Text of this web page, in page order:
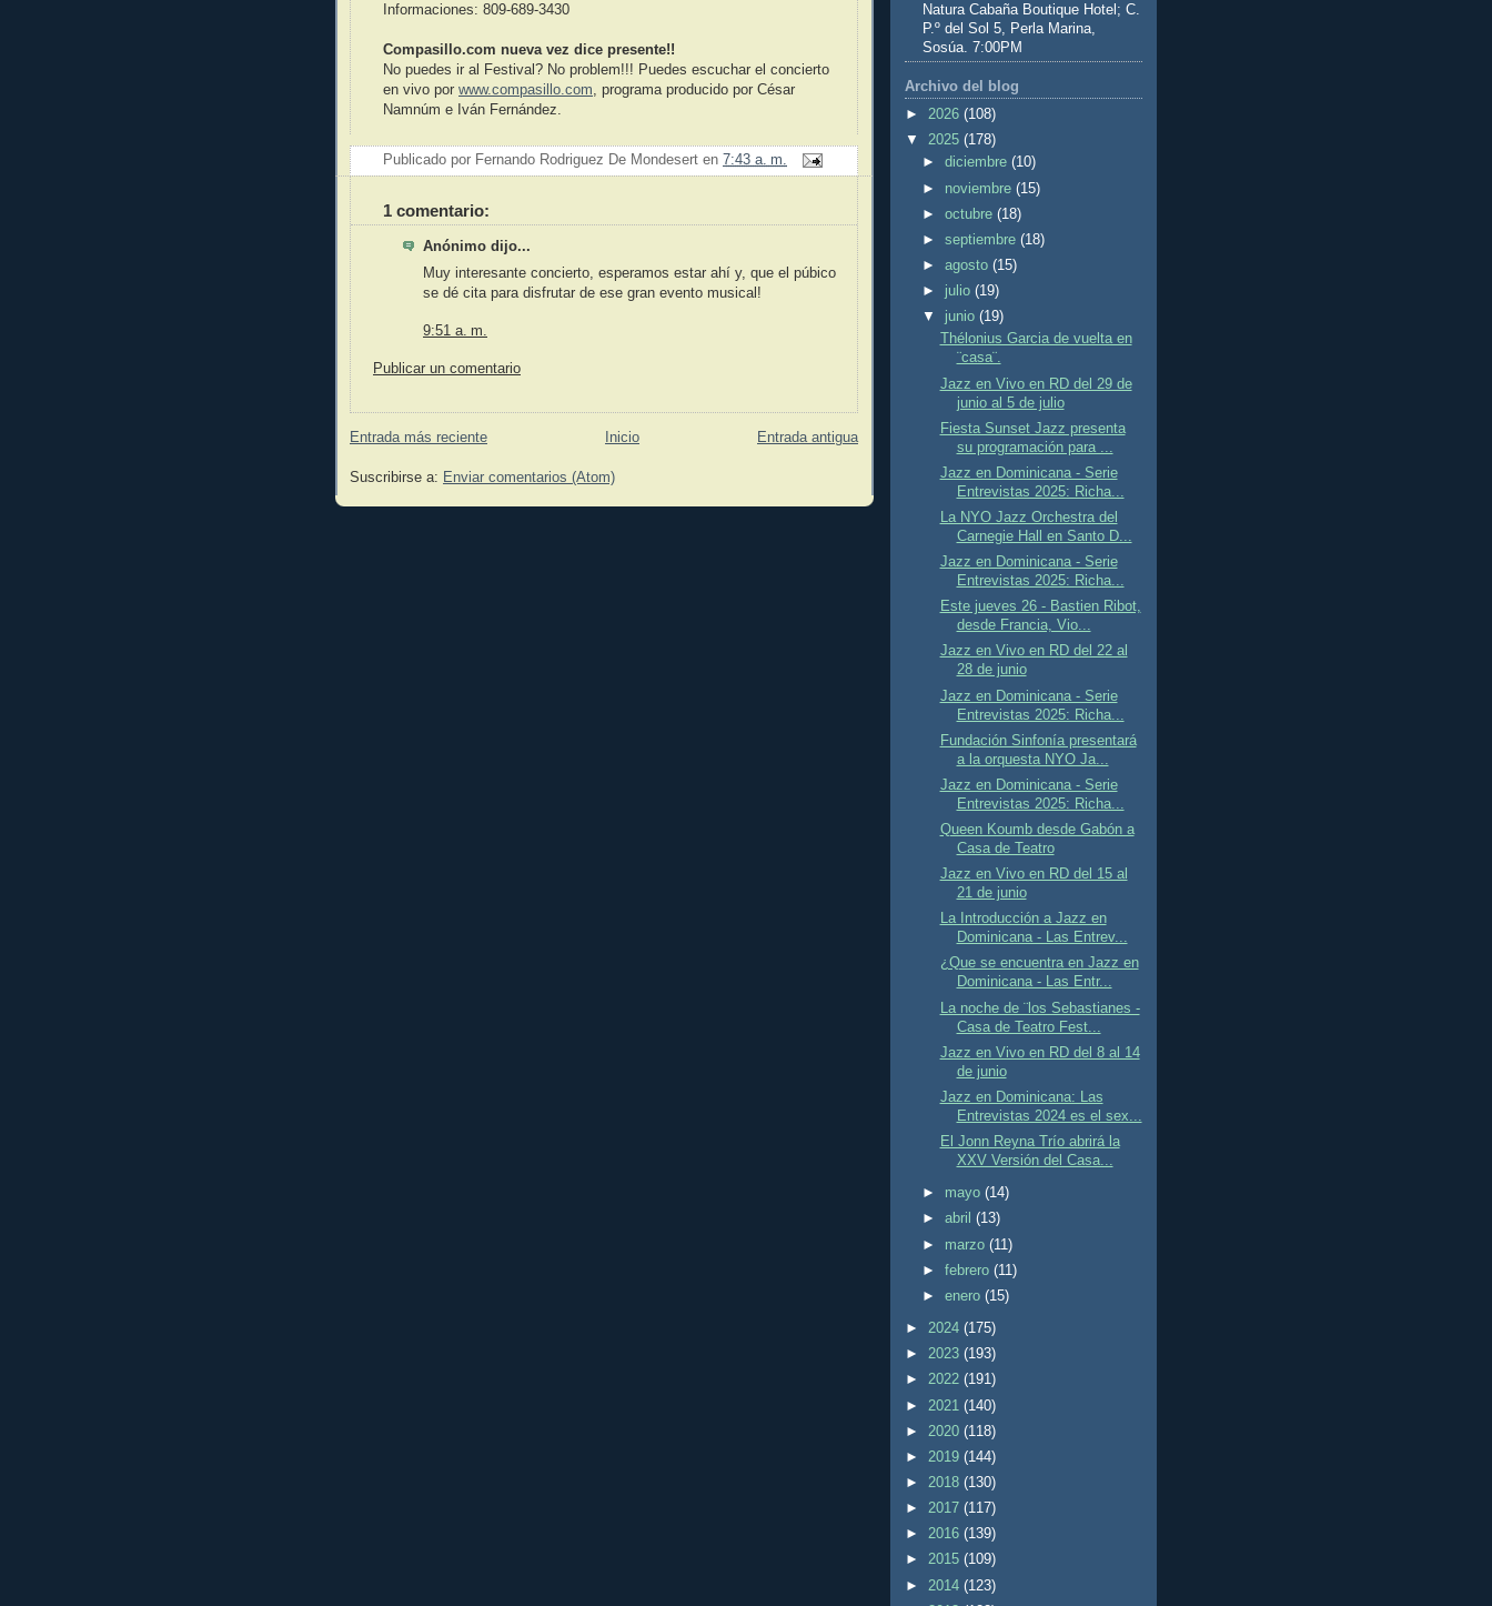
Informaciones: 809-689-3430
Compasillo.com nueva vez dice presente!!
No puedes ir al Festival? No problem!!! Puedes escuchar el concierto
en vivo por www.compasillo.com , programa producido por César
Namnúm e Iván Fernández.
Publicado por Fernando Rodriguez De Mondesert en 7:43 a. m.
1 comentario:
Anónimo dijo...
Muy interesante concierto, esperamos estar ahí y, que el púbico
se dé cita para disfrutar de ese gran evento musical!
9:51 a. m.
Publicar un comentario
Entrada más reciente Entrada antigua
Inicio
Suscribirse a: Enviar comentarios (Atom)
Natura Cabaña Boutique Hotel; C.
P.º del Sol 5, Perla Marina,
Sosúa. 7:00PM
Archivo del blog
► 2026 (108)
▼ 2025 (178)
►diciembre(10)
► noviembre(15)
►octubre(18)
►septiembre(18)
►agosto(15)
► julio(19)
▼ junio(19)
Thélonius Garcia de vuelta en
¨casa¨.
Jazz en Vivo en RD del 29 de
junio al 5 de julio
Fiesta Sunset Jazz presenta
su programación para ...
Jazz en Dominicana - Serie
Entrevistas 2025: Richa...
La NYO Jazz Orchestra del
Carnegie Hall en Santo D...
Jazz en Dominicana - Serie
Entrevistas 2025: Richa...
Este jueves 26 - Bastien Ribot,
desde Francia, Vio...
Jazz en Vivo en RD del 22 al
28 de junio
Jazz en Dominicana - Serie
Entrevistas 2025: Richa...
Fundación Sinfonía presentará
a la orquesta NYO Ja...
Jazz en Dominicana - Serie
Entrevistas 2025: Richa...
Queen Koumb desde Gabón a
Casa de Teatro
Jazz en Vivo en RD del 15 al
21 de junio
La Introducción a Jazz en
Dominicana - Las Entrev...
¿Que se encuentra en Jazz en
Dominicana - Las Entr...
La noche de ¨los Sebastianes -
Casa de Teatro Fest...
Jazz en Vivo en RD del 8 al 14
de junio
Jazz en Dominicana: Las
Entrevistas 2024 es el sex...
El Jonn Reyna Trío abrirá la
XXV Versión del Casa...
► mayo(14)
►abril(13)
► marzo(11)
►febrero(11)
►enero(15)
► 2024 (175)
► 2023 (193)
► 2022 (191)
► 2021 (140)
► 2020 (118)
► 2019 (144)
► 2018 (130)
► 2017 (117)
► 2016 (139)
► 2015 (109)
► 2014 (123)